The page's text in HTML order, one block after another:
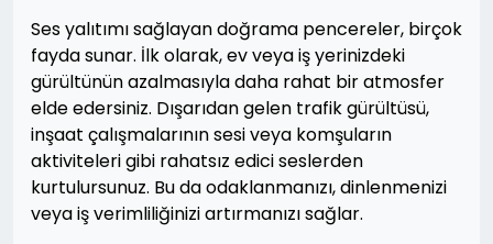
Ses yalıtımı sağlayan doğrama pencereler, birçok
fayda sunar. İlk olarak, ev veya iş yerinizdeki
gürültünün azalmasıyla daha rahat bir atmosfer
elde edersiniz. Dışarıdan gelen trafik gürültüsü,
inşaat çalışmalarının sesi veya komşuların
aktiviteleri gibi rahatsız edici seslerden
kurtulursunuz. Bu da odaklanmanızı, dinlenmenizi
veya iş verimliliğinizi artırmanızı sağlar.